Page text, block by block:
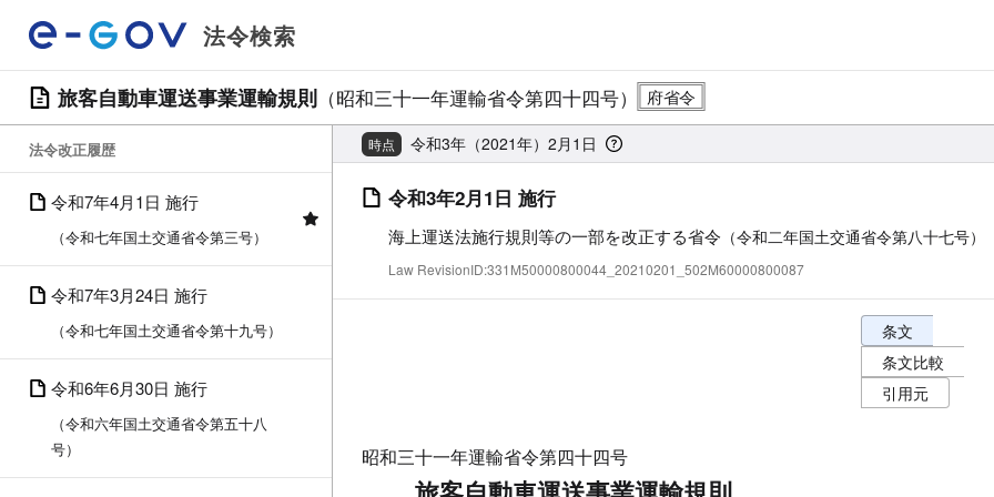
法令検索
旅客自動車運送事業運輸規則 （昭和三十一年運輸省令第四十四号）
法令改正履歴
令和7年4月1日 施行
（令和七年国土交通省令第三号）
令和7年3月24日 施行
（令和七年国土交通省令第十九号）
令和6年6月30日 施行
（令和六年国土交通省令第五十八
号）
時点 令和3年（2021年）2月1日
令和3年2月1日 施行
海上運送法施行規則等の一部を改正する省令 （令和二年国土交通省令第八十七号）
Law RevisionID:331M50000800044_20210201_502M60000800087
条文表示オプシ
条文
条文比較
引用元
昭和三十一年運輸省令第四十四号